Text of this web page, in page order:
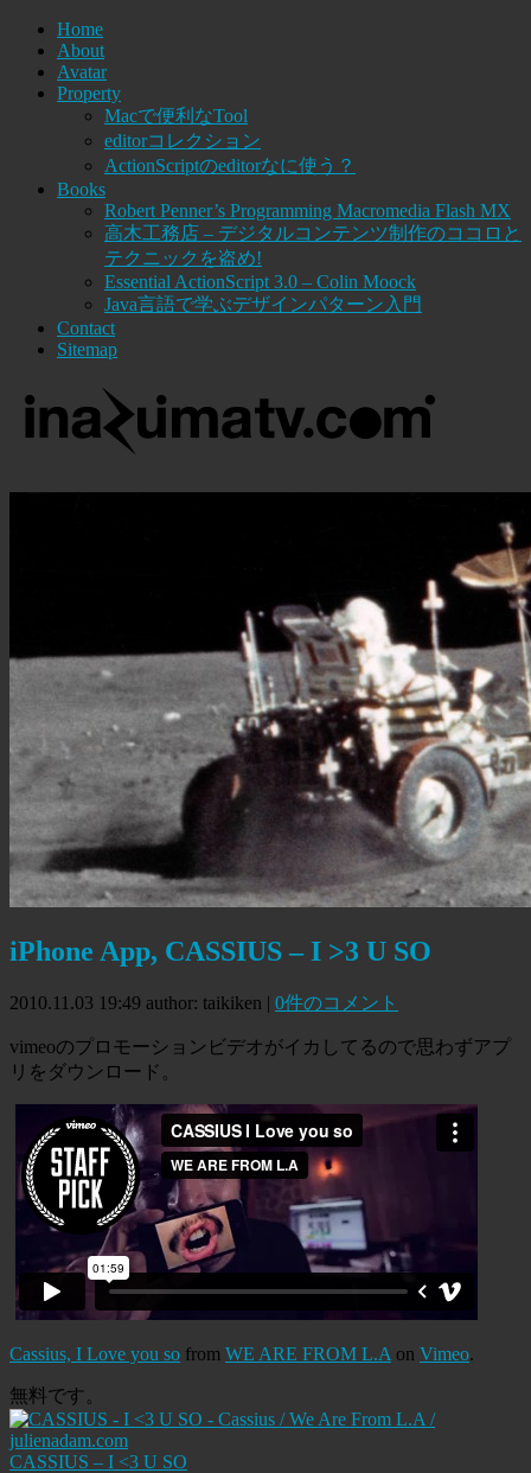
Home
About
Avatar
Property
Macで便利なTool
editorコレクション
ActionScriptのeditorなに使う？
Books
Robert Penner’s Programming Macromedia Flash MX
高木工務店 – デジタルコンテンツ制作のココロと
テクニックを盗め!
Essential ActionScript 3.0 – Colin Moock
Java言語で学ぶデザインパターン入門
Contact
Sitemap
iPhone App, CASSIUS – I >3 U SO
2010.11.03 19:49 author: taikiken | 0件のコメント
vimeoのプロモーションビデオがイカしてるので思わずアプ
リをダウンロード。
Cassius, I Love you so from WE ARE FROM L.A on Vimeo.
無料です。
CASSIUS – I <3 U SO